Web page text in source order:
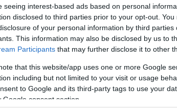
seeing interest-based ads based on personal
disclosed to third parties prior to your opt-out.
of your personal information by third parties
This information may also be disclosed by us to
Participants that may further disclose it to other
that this website/app uses one or more Google
including but not limited to your visit or usage
to Google and its third-party tags to use your
Google consent section.
ZOBACZ WIĘCEJ (7)
M PKT
26 66